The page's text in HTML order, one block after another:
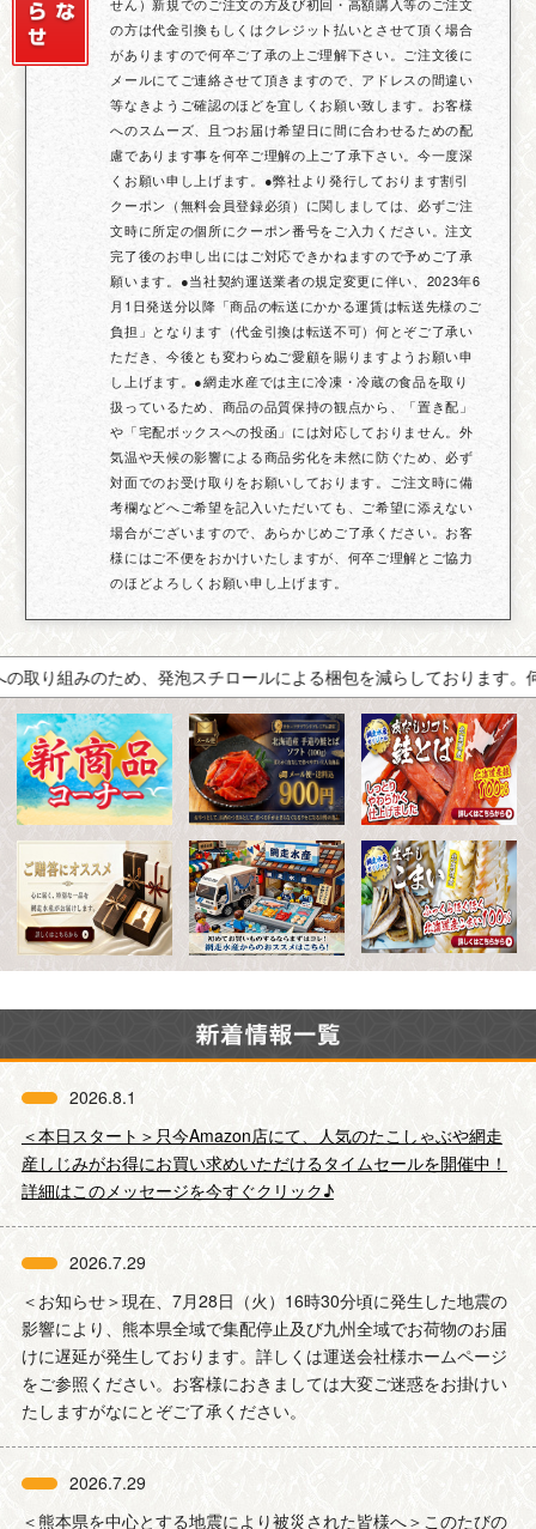
の方は代金引換もしくはクレジット払いとさせて頂く場合
がありますので何卒ご了承の上ご理解下さい。ご注文後に
メールにてご連絡させて頂きますので、アドレスの間違い
等なきようご確認のほどを宜しくお願い致します。お客様
へのスムーズ、且つお届け希望日に間に合わせるための配
慮であります事を何卒ご理解の上ご了承下さい。今一度深
くお願い申し上げます。●弊社より発行しております割引
クーポン（無料会員登録必須）に関しましては、必ずご注
文時に所定の個所にクーポン番号をご入力ください。注文
完了後のお申し出にはご対応できかねますので予めご了承
願います。●当社契約運送業者の規定変更に伴い、2023年6
月1日発送分以降「商品の転送にかかる運賃は転送先様のご
負担」となります（代金引換は転送不可）何とぞご了承い
ただき、今後とも変わらぬご愛顧を賜りますようお願い申
し上げます。●網走水産では主に冷凍・冷蔵の食品を取り
扱っているため、商品の品質保持の観点から、「置き配」
や「宅配ボックスへの投函」には対応しておりません。外
気温や天候の影響による商品劣化を未然に防ぐため、必ず
対面でのお受け取りをお願いしております。ご注文時に備
考欄などへご希望を記入いただいても、ご希望に添えない
場合がございますので、あらかじめご了承ください。お客
様にはご不便をおかけいたしますが、何卒ご理解とご協力
のほどよろしくお願い申し上げます。
発泡スチロールによる梱包を減らしております。何卒ご理解いた
2026.8.1
＜本日スタート＞只今Amazon店にて、人気のたこしゃぶや網走
産しじみがお得にお買い求めいただけるタイムセールを開催中！
詳細はこのメッセージを今すぐクリック♪
2026.7.29
＜お知らせ＞現在、7月28日（火）16時30分頃に発生した地震の
影響により、熊本県全域で集配停止及び九州全域でお荷物のお届
けに遅延が発生しております。詳しくは運送会社様ホームページ
をご参照ください。お客様におきましては大変ご迷惑をお掛けい
たしますがなにとぞご了承ください。
2026.7.29
＜熊本県を中心とする地震により被災された皆様へ＞このたびの